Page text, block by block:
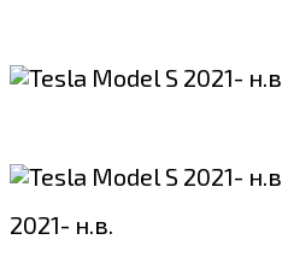
2021- н.в.